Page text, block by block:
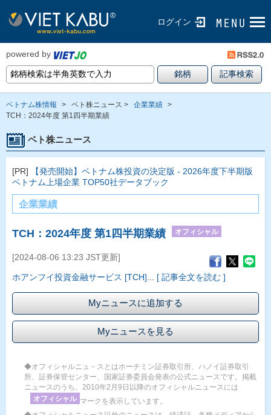
ログイン
powered by
ベトナム株情報 > ベト株ニュース > 企業業績 >
TCH：2024年度 第1四半期業績
ベト株ニュース
[PR]
【発売開始】ベトナム株投資の決定版 - 2026年度下半期版
ベトナム上場企業 TOP50社データブック
企業業績
TCH：2024年度 第1四半期業績 オフィシャル
[2024-08-06 13:23 JST更新]
ホアンフイ投資金融サービス [TCH] [ 記事全文を読む ]
Myニュースに追加する
Myニュースを見る
◆オフィシャルニュ－スとはホーチミン証券取引所、ハノイ証券取引
所、証券保管センター、国家証券委員会発表の公式ニュースです。掲載
ニュースのうち、2010年2月9日以降のオフィシャルニュースには
オフィシャル マークを表示しています。